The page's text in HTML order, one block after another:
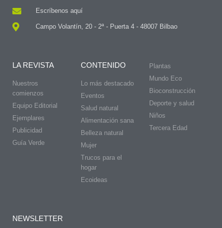
Escríbenos aquí
Campo Volantín, 20 - 2ª - Puerta 4 - 48007 Bilbao
LA REVISTA
Nuestros
comienzos
Equipo Editorial
Ejemplares
Publicidad
Guía Verde
CONTENIDO
Lo más destacado
Eventos
Salud natural
Alimentación sana
Belleza natural
Mujer
Trucos para el
hogar
Ecoideas
Plantas
Mundo Eco
Bioconstrucción
Deporte y salud
Niños
Tercera Edad
NEWSLETTER